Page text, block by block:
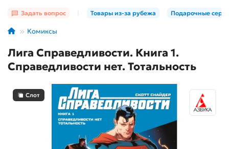
Задать вопрос Товары из-за рубежа Подарочные
Комиксы
Лига Справедливости. Книга 1.
Справедливости нет. Тотальность
Слот